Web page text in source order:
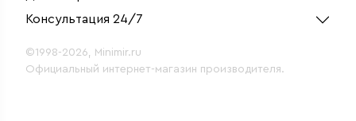
Консультация 24/7
©1998-2026, Minimir.ru
Официальный интернет-магазин производителя.